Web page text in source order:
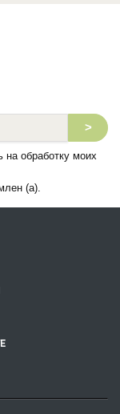
>
обработку моих
(а).